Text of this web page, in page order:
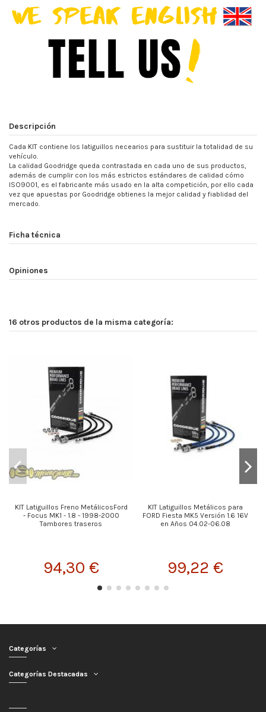
Descripción
Cada KIT contiene los latiguillos necearios para sustituir la totalidad de su
vehículo.
La calidad Goodridge queda contrastada en cada uno de sus productos,
además de cumplir con los más estrictos estándares de calidad cómo
ISO9001, es el fabricante más usado en la alta competición, por ello cada
vez que apuestas por Goodridge obtienes la mejor calidad y fiablidad del
mercado.
Ficha técnica
Opiniones
16 otros productos de la misma categoría:
KIT Latiguillos Freno MetálicosFord
- Focus MK1 - 1.8 - 1998-2000
Tambores traseros
94,30 €
KIT Latiguillos Metálicos para
FORD Fiesta MK5 Versión 1.6 16V
en Años 04.02-06.08
99,22 €
Categorías
Categorías Destacadas